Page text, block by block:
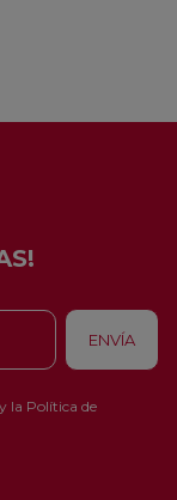
y la Política de